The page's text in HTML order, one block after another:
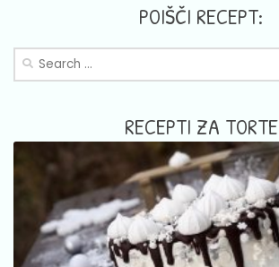
POIŠČI RECEPT:
Search
RECEPTI ZA TORTE